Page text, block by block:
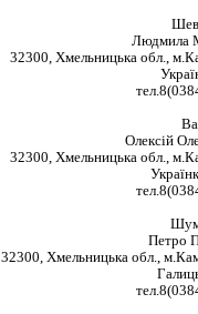
Людмила
32300, Хмельницька обл.,
Олексій
32300, Хмельницька обл.,
Петро
32300, Хмельницька обл.,